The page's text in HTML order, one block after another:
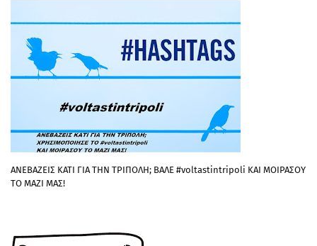
ΑΝΕΒΑΖΕΙΣ ΚΑΤΙ ΓΙΑ ΤΗΝ ΤΡΙΠΟΛΗ; ΒΑΛΕ #voltastintripoli ΚΑΙ ΜΟΙΡΑΣΟΥ
ΤΟ ΜΑΖΙ ΜΑΣ!